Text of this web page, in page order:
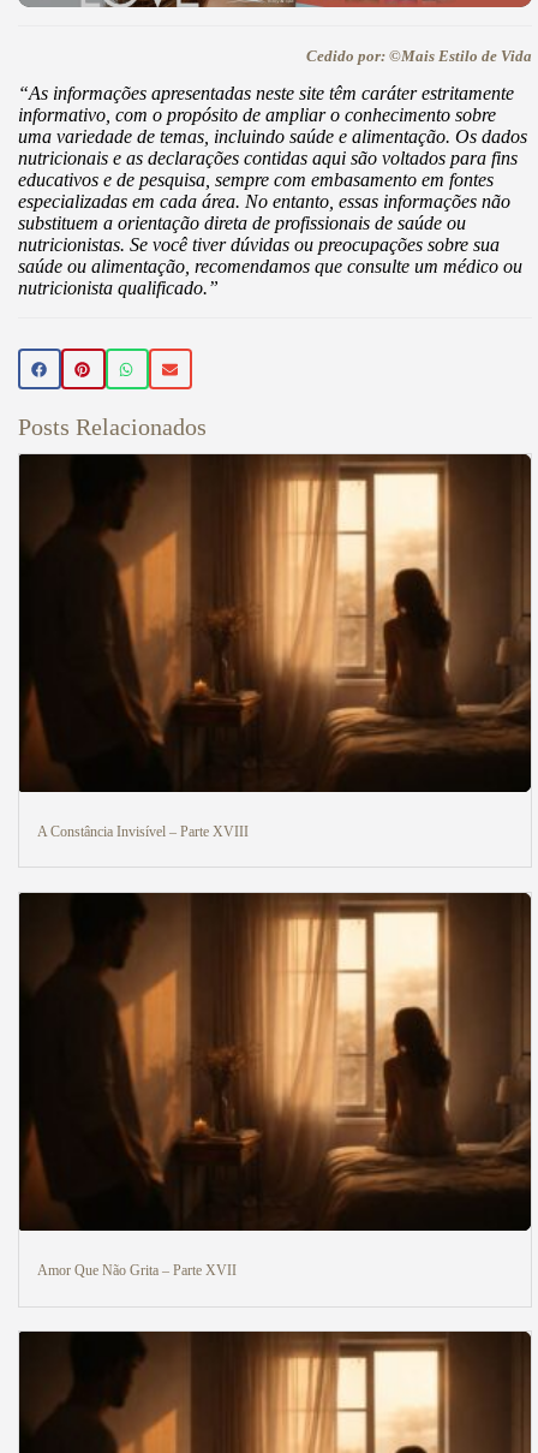
Cedido por: ©Mais Estilo de Vida
“As informações apresentadas neste site têm caráter estritamente
informativo, com o propósito de ampliar o conhecimento sobre
uma variedade de temas, incluindo saúde e alimentação. Os dados
nutricionais e as declarações contidas aqui são voltados para fins
educativos e de pesquisa, sempre com embasamento em fontes
especializadas em cada área. No entanto, essas informações não
substituem a orientação direta de profissionais de saúde ou
nutricionistas. Se você tiver dúvidas ou preocupações sobre sua
saúde ou alimentação, recomendamos que consulte um médico ou
nutricionista qualificado.”
Posts Relacionados
A Constância Invisível – Parte XVIII
Amor Que Não Grita – Parte XVII